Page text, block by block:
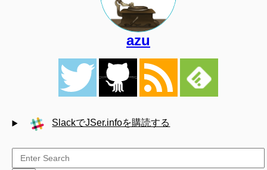
azu
SlackでJSer.infoを購読する